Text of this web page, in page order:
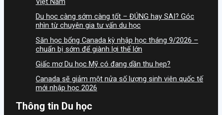
Du học càng sớm càng tốt – ĐÚNG hay SAI? Góc
nhìn từ chuyên gia tư vấn du học
Săn học bổng Canada kỳ nhập học tháng 9/2026 –
chuẩn bị sớm để giành lợi thế lớn
Giấc mơ Du học Mỹ có đang dần thu hẹp?
Canada sẽ giảm một nửa số lượng sinh viên quốc tế
mới nhập học 2026
Thông tin Du học